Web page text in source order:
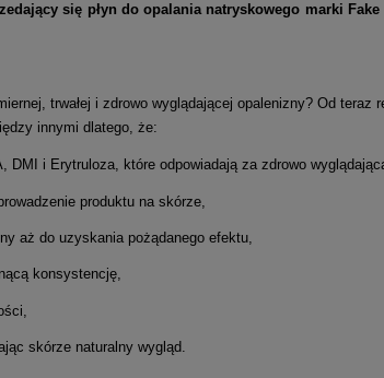
się płyn do opalania natryskowego marki Fake
trwałej i zdrowo wyglądającej opalenizny? Od
innymi dlatego, że:
DMI i Erytruloza, które odpowiadają za zdrowo
produktu na skórze,
aż do uzyskania pożądanego efektu,
konsystencję,
skórze naturalny wygląd.